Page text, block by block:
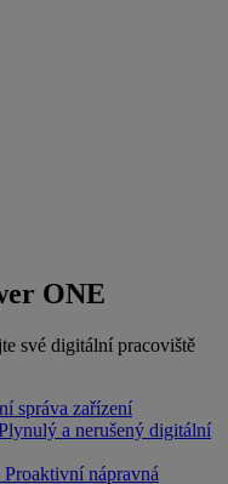
ONE
své digitální pracoviště
správa zařízení
a nerušený digitální
Proaktivní nápravná